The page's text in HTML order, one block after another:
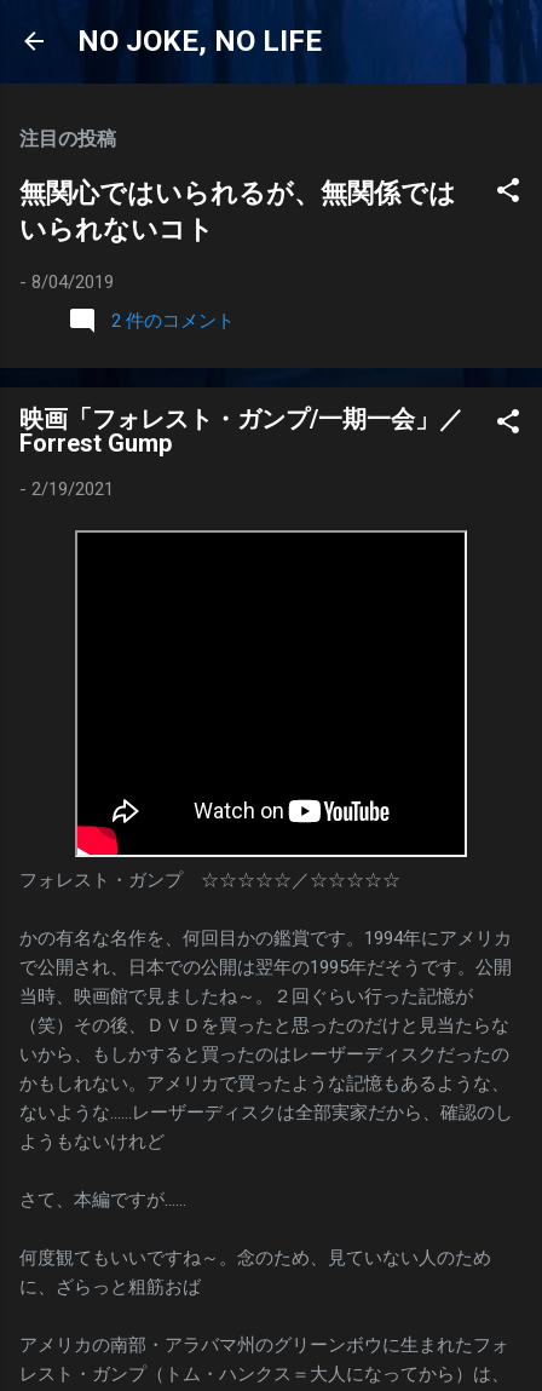
スキップしてメイン コンテンツに移動
NO JOKE, NO LIFE
注目の投稿
無関心ではいられるが、無関係では
いられないコト
- 8/04/2019
2 件のコメント
映画「フォレスト・ガンプ/一期一会」／
Forrest Gump
- 2/19/2021
フォレスト・ガンプ ☆☆☆☆☆／☆☆☆☆☆
かの有名な名作を、何回目かの鑑賞です。1994年にアメリカ
で公開され、日本での公開は翌年の1995年だそうです。公開
当時、映画館で見ましたね～。２回ぐらい行った記憶が
（笑）その後、ＤＶＤを買ったと思ったのだけと見当たらな
いから、もしかすると買ったのはレーザーディスクだったの
かもしれない。アメリカで買ったような記憶もあるような、
ないような……レーザーディスクは全部実家だから、確認のし
ようもないけれど
さて、本編ですが……
何度観てもいいですね～。念のため、見ていない人のため
に、ざらっと粗筋おば
アメリカの南部・アラバマ州のグリーンボウに生まれたフォ
レスト・ガンプ（トム・ハンクス＝大人になってから）は、